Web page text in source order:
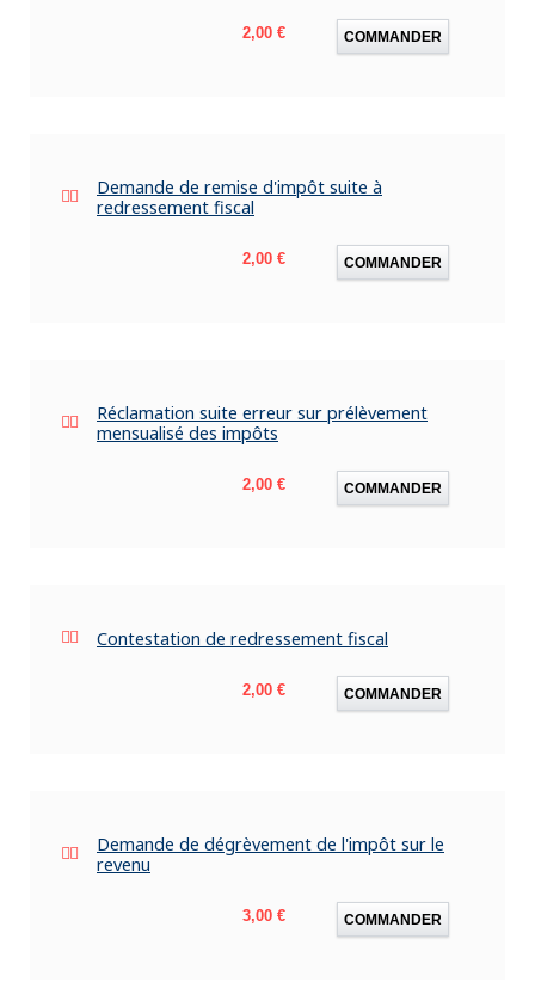
Prix
2,00 € COMMANDER
Demande de remise d'impôt suite à
redressement fiscal
Prix
2,00 € COMMANDER
Réclamation suite erreur sur prélèvement
mensualisé des impôts
Prix
2,00 € COMMANDER
Contestation de redressement fiscal
Prix
2,00 € COMMANDER
Demande de dégrèvement de l'impôt sur le
revenu
Prix
3,00 € COMMANDER